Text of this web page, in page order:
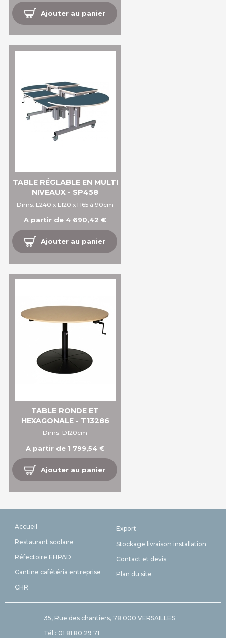
Ajouter au panier
TABLE RÉGLABLE EN MULTI
NIVEAUX - SP458
Dims: L240 x L120 x H65 à 90cm
A partir de 4 690,42 €
Ajouter au panier
TABLE RONDE ET
HEXAGONALE - T13286
Dims: D120cm
A partir de 1 799,54 €
Ajouter au panier
Accueil
Restaurant scolaire
Réfectoire EHPAD
Cantine cafétéria entreprise
CHR
Export
Stockage livraison installation
Contact et devis
Plan du site
35, Rue des chantiers, 78 000 VERSAILLES
Tél : 01 81 80 29 71